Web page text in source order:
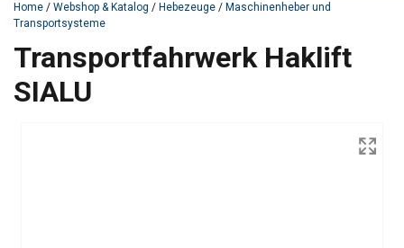
Home / Webshop & Katalog / Hebezeuge / Maschinenheber und
Transportsysteme
Transportfahrwerk Haklift
SIALU